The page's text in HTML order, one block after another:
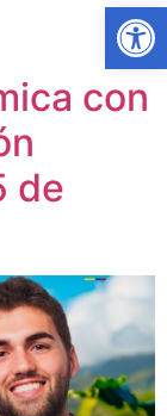
con
de